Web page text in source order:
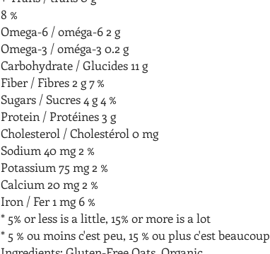
8 %
Omega-6 / oméga-6 2 g
Omega-3 / oméga-3 0.2 g
Carbohydrate / Glucides 11 g
Fiber / Fibres 2 g 7 %
Sugars / Sucres 4 g 4 %
Protein / Protéines 3 g
Cholesterol / Cholestérol 0 mg
Sodium 40 mg 2 %
Potassium 75 mg 2 %
Calcium 20 mg 2 %
Iron / Fer 1 mg 6 %
* 5% or less is a little, 15% or more is a lot
* 5 % ou moins c'est peu, 15 % ou plus c'est beaucoup